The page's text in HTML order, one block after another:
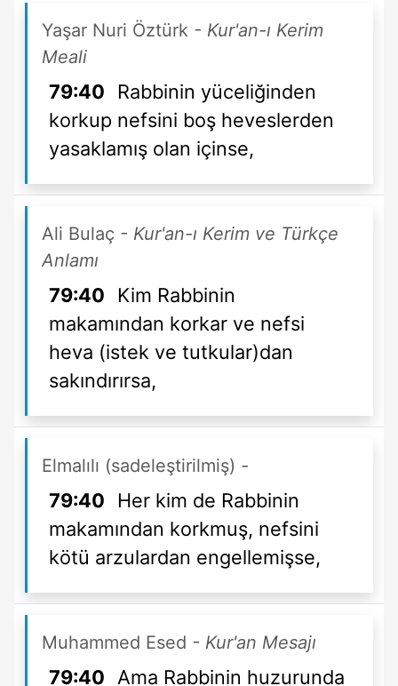
Yaşar Nuri Öztürk - Kur'an-ı Kerim
Meali
79:40
Rabbinin yüceliğinden
korkup nefsini boş heveslerden
yasaklamış olan içinse,
Ali Bulaç - Kur'an-ı Kerim ve Türkçe
Anlamı
79:40
Kim Rabbinin
makamından korkar ve nefsi
heva (istek ve tutkular)dan
sakındırırsa,
Elmalılı (sadeleştirilmiş) -
79:40
Her kim de Rabbinin
makamından korkmuş, nefsini
kötü arzulardan engellemişse,
Muhammed Esed - Kur'an Mesajı
79:40
Ama Rabbinin huzurunda